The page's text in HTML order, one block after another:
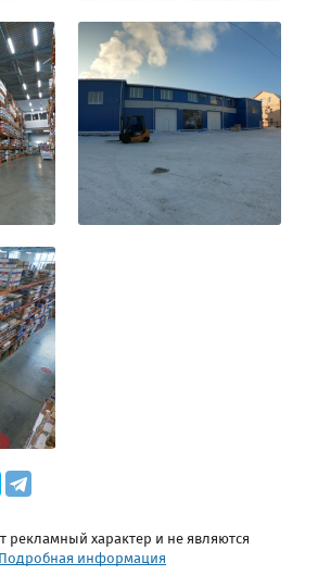
рекламный характер и не являются
Подробная информация